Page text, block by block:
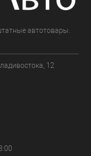
автотовары.
12